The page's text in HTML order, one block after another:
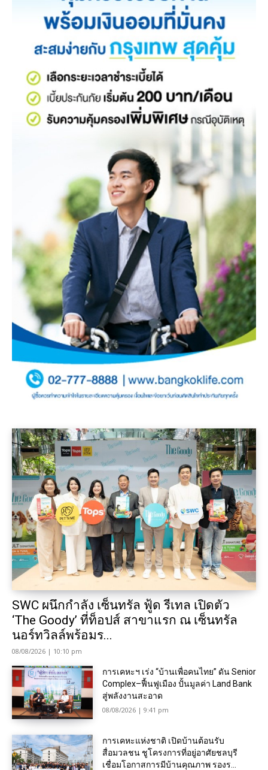
SWC ผนึกกำลัง เซ็นทรัล ฟู้ด รีเทล เปิดตัว
‘The Goody’ ที่ท็อปส์ สาขาแรก ณ เซ็นทรัล
นอร์ทวิลล์พร้อมร...
08/08/2026 | 10:10 pm
การเคหะฯ เร่ง “บ้านเพื่อคนไทย” ดัน Senior
Complex–ฟื้นฟูเมือง ปั้นมูลค่า Land Bank
สู่พลังงานสะอาด
08/08/2026 | 9:41 pm
การเคหะแห่งชาติ เปิดบ้านต้อนรับ
สื่อมวลชน ชูโครงการที่อยู่อาศัยชลบุรี
เชื่อมโอกาสการมีบ้านคุณภาพ รองร...